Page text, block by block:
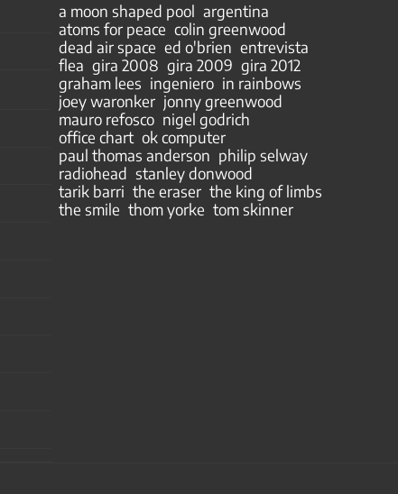
a moon shaped pool argentina
atoms for peace colin greenwood
dead air space ed o'brien entrevista
flea gira 2008 gira 2009 gira 2012
graham lees ingeniero in rainbows
joey waronker jonny greenwood
mauro refosco nigel godrich
office chart ok computer
paul thomas anderson philip selway
radiohead stanley donwood
tarik barri the eraser the king of limbs
the smile thom yorke tom skinner